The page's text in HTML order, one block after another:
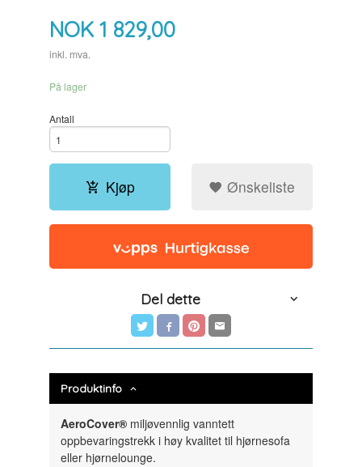
NOK 1 829,00
inkl. mva.
På lager
Antall
Kjøp Ønskeliste
Del dette
Produktinfo
AeroCover® miljøvennlig vanntett
oppbevaringstrekk i høy kvalitet til hjørnesofa
eller hjørnelounge.